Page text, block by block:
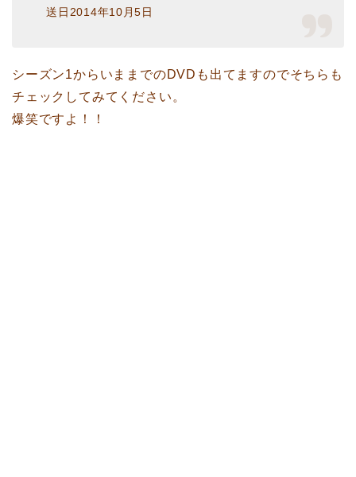
送日2014年10月5日
シーズン1からいままでのDVDも出てますのでそちらも
チェックしてみてください。
爆笑ですよ！！